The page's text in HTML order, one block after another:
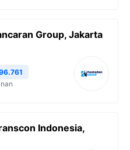
Group, Jakarta
Indonesia,